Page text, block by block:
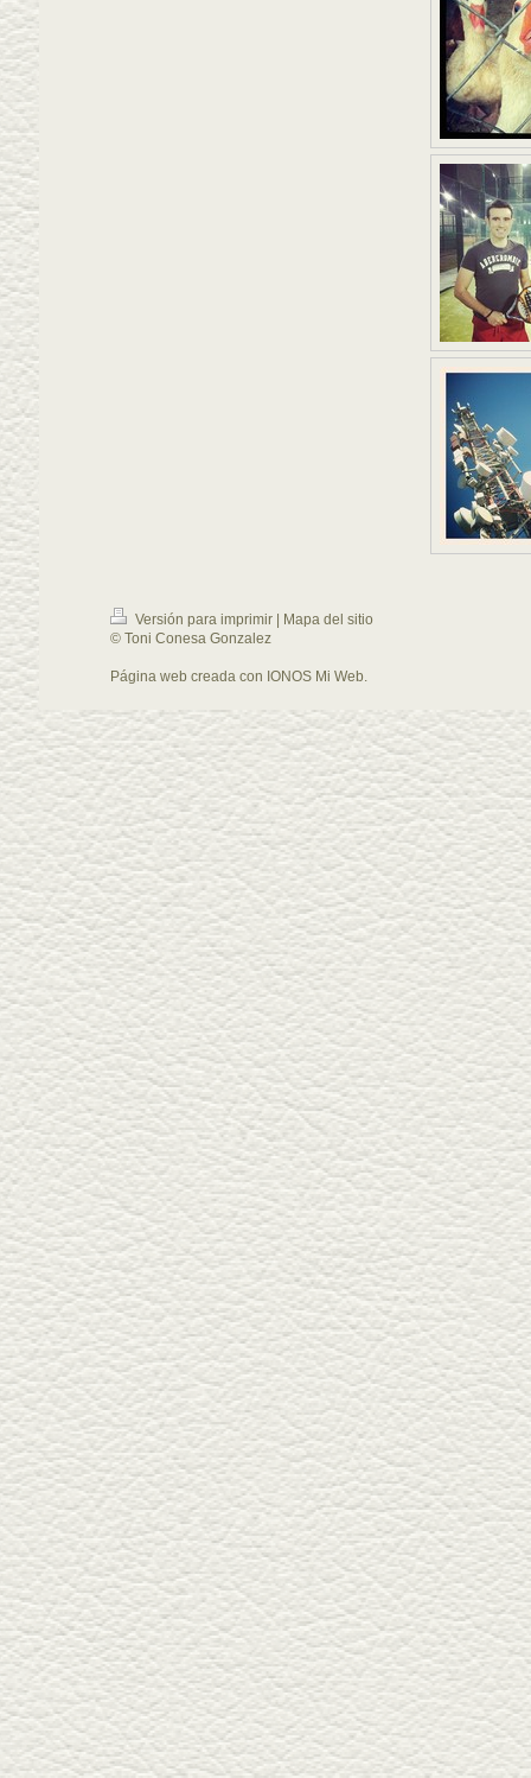
Versión para imprimir
Mapa del sitio
© Toni Conesa Gonzalez
Página web creada con IONOS Mi Web.